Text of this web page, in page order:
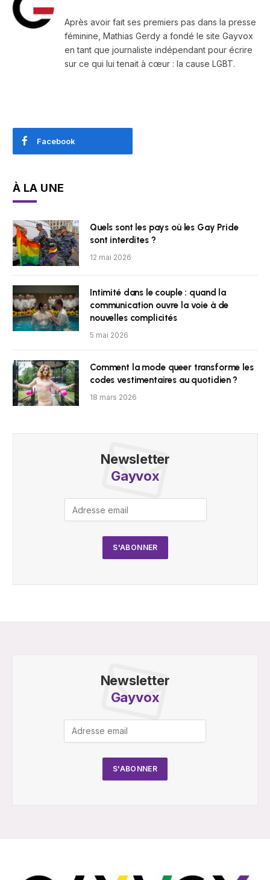
Après avoir fait ses premiers pas dans la presse
féminine, Mathias Gerdy a fondé le site Gayvox
en tant que journaliste indépendant pour écrire
sur ce qui lui tenait à cœur : la cause LGBT.
Facebook
À LA UNE
Quels sont les pays où les Gay Pride
sont interdites ?
12 mai 2026
Intimité dans le couple : quand la
communication ouvre la voie à de
nouvelles complicités
5 mai 2026
Comment la mode queer transforme les
codes vestimentaires au quotidien ?
18 mars 2026
Newsletter
Gayvox
Newsletter
Gayvox